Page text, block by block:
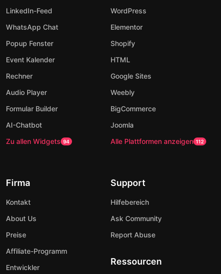
LinkedIn-Feed
WhatsApp Chat
Popup Fenster
Event Kalender
Rechner
Audio Player
Formular Builder
AI-Chatbot
Zu allen Widgets 94
WordPress
Elementor
Shopify
HTML
Google Sites
Weebly
BigCommerce
Joomla
Alle Plattformen anzeigen 112
Firma
Kontakt
About Us
Preise
Affiliate-Programm
Entwickler
Support
Hilfebereich
Ask Community
Report Abuse
Ressourcen